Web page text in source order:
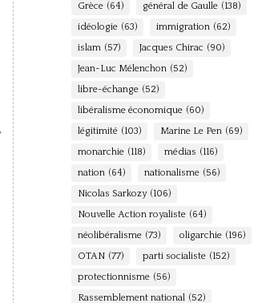
Grèce (64) général de Gaulle (138)
idéologie (63) immigration (62)
islam (57) Jacques Chirac (90)
Jean-Luc Mélenchon (52)
libre-échange (52)
libéralisme économique (60)
légitimité (103) Marine Le Pen (69)
monarchie (118) médias (116)
nation (64) nationalisme (56)
Nicolas Sarkozy (106)
Nouvelle Action royaliste (64)
néolibéralisme (73) oligarchie (196)
OTAN (77) parti socialiste (152)
protectionnisme (56)
Rassemblement national (52)